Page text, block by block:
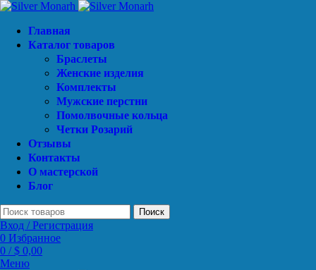
Главная
Каталог товаров
Браслеты
Женские изделия
Комплекты
Мужские перстни
Помолвочные кольца
Четки Розарий
Отзывы
Контакты
О мастерской
Блог
Поиск
Вход / Регистрация
0 Избранное
0 / $ 0,00
Меню